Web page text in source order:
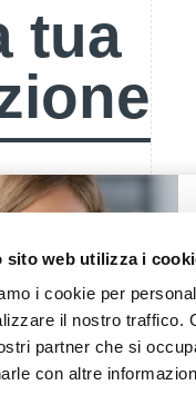
sito web utilizza i
i cookie per
il nostro traffico.
partner che si
con altre
tua